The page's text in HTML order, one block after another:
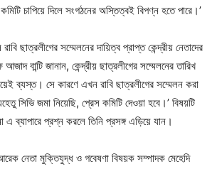
চাপিয়ে দিলে সংগঠনের অস্তিত্বই বিপণ্ন হতে পারে।’
ছাত্রলীগের সম্মেলনের দায়িত্ব প্রাপ্ত কেন্দ্রীয় নেতাদের
বান্টি জানান, কেন্দ্রীয় ছাত্রলীগের সম্মেলনের তারিখ
ব্যস্ত। সে কারণে এখন রাবি ছাত্রলীগের সম্মেলন করা
সিভি জমা নিয়েছি, প্রেস কমিটি দেওয়া হবে।’ বিষয়টি
এ ব্যাপারে প্রশ্ন করলে তিনি প্রসঙ্গ এড়িয়ে যান।
নেতা মুক্তিযুদ্ধ ও গবেষণা বিষয়ক সম্পাদক মেহেদি